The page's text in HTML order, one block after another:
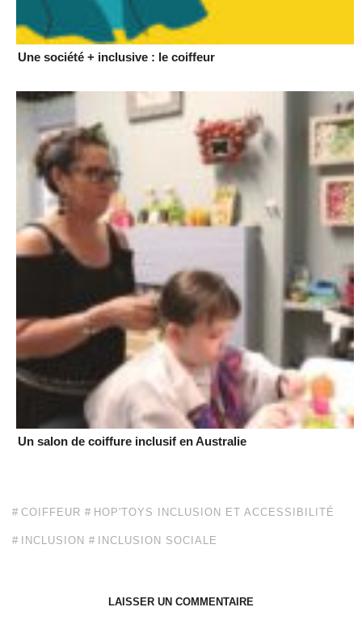
Une société + inclusive : le coiffeur
Un salon de coiffure inclusif en Australie
COIFFEUR HOP'TOYS INCLUSION ET ACCESSIBILITÉ
INCLUSION INCLUSION SOCIALE
LAISSER UN COMMENTAIRE